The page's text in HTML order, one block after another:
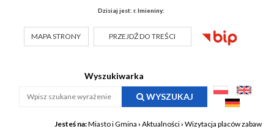
Dzisiaj jest: r. Imieniny:
MAPA STRONY PRZEJDŹ DO TREŚCI
Wyszukiwarka
WYSZUKAJ
Jesteś na:Miasto i Gmina › Aktualności› Wizytacja placów zabaw